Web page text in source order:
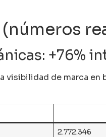
+76%
visibilidad de marca
2.772.346